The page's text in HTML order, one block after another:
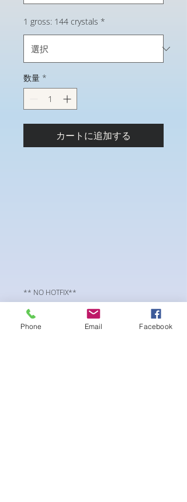
1 gross: 144 crystals *
数量 *
カートに追加する
** NO HOTFIX**
SS20 flatback Preciosa Component crystals.
Viva12 collection
Phone Email Facebook